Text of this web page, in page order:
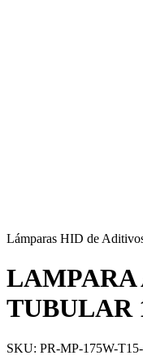
Lámparas HID de
LAMPARA
TUBULAR
SKU: PR-MP-175W-